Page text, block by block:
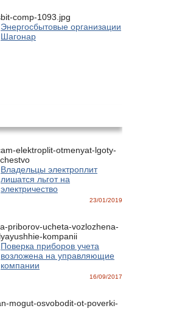
Энергосбытовые организации
Шагонар
Владельцы электроплит
лишатся льгот на
электричество
23/01/2019
Поверка приборов учета
возложена на управляющие
компании
16/09/2017